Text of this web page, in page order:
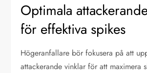
Optimala
för effektiva spikes
Högeranfallare bör fokusera på att
attackerande vinklar för att maximera